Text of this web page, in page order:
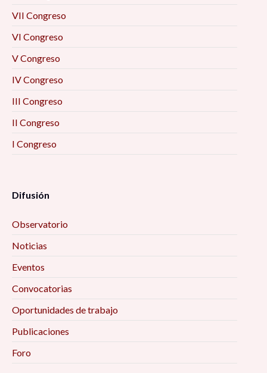
VII Congreso
VI Congreso
V Congreso
IV Congreso
III Congreso
II Congreso
I Congreso
Difusión
Observatorio
Noticias
Eventos
Convocatorias
Oportunidades de trabajo
Publicaciones
Foro